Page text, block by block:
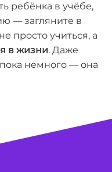
ребёнка в учёбе,
— загляните в
просто учиться, а
в жизни. Даже
немного — она